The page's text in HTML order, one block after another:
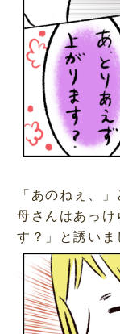
「あのねぇ、
母さんはあっ
す？」と誘いま